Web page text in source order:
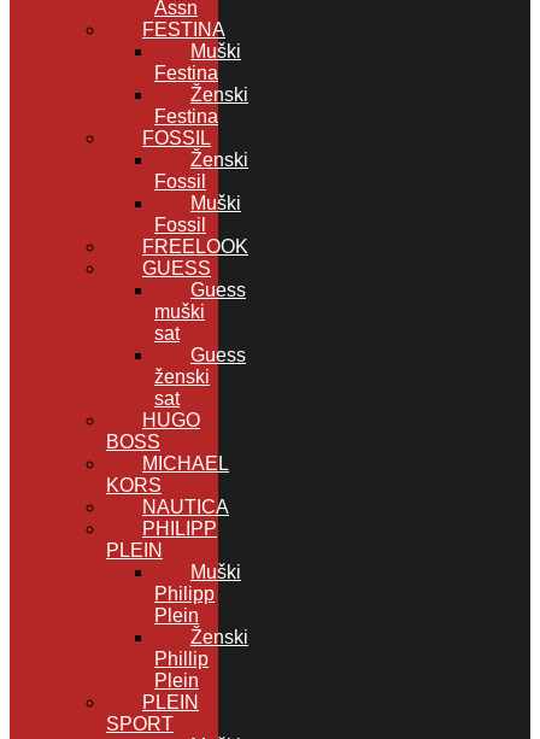
Assn
FESTINA
Muški
Festina
Ženski
Festina
FOSSIL
Ženski
Fossil
Muški
Fossil
FREELOOK
GUESS
Guess
muški
sat
Guess
ženski
sat
HUGO
BOSS
MICHAEL
KORS
NAUTICA
PHILIPP
PLEIN
Muški
Philipp
Plein
Ženski
Phillip
Plein
PLEIN
SPORT